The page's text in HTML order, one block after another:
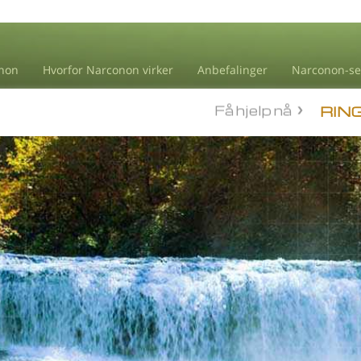
Hvorfor Narconon virker Anbefalinger Narconon-
Få hjelp nå